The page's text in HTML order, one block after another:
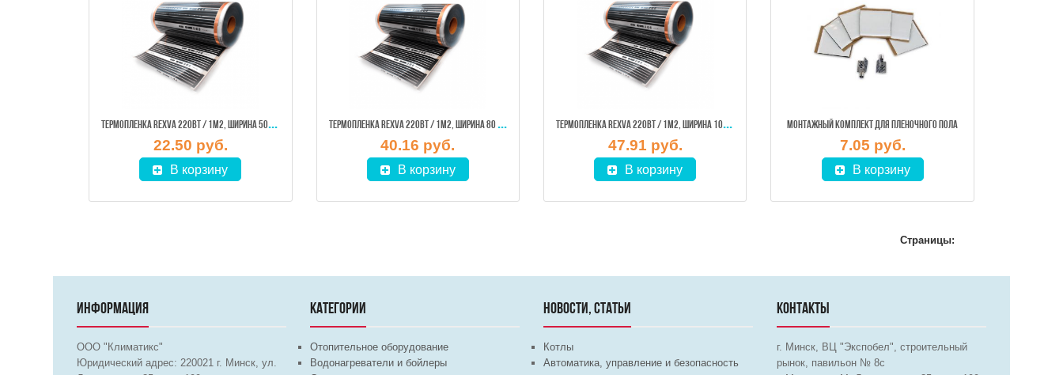
ТЕР
МОПЛЕНКА REXVA 220ВТ / 1М2, ШИРИНА 50СМ (ЦЕНА ЗА 1 М. ПОГОННЫЙ)
22.50 руб.
В корзину
ТЕР
МОПЛЕНКА REXVA 220ВТ / 1М2, ШИРИНА 80 СМ (ЦЕНА ЗА 1 М. ПОГОННЫЙ)
40.16 руб.
В корзину
ТЕР
МОПЛЕНКА REXVA 220ВТ / 1М2, ШИРИНА 100 СМ (ЦЕНА ЗА 1 М. ПОГОННЫЙ)
47.91 руб.
В корзину
МОНТАЖНЫЙ КОМПЛЕКТ ДЛЯ ПЛЕНОЧНОГО ПОЛА
7.05 руб.
В корзину
Страницы:
ИНФОРМАЦИЯ
ООО "Климатикс"
Юридический адрес:220021 г. Минск, ул.
КАТЕГОРИИ
Отопительное оборудование
Водонагреватели и бойлеры
НОВОСТИ, СТАТЬИ
Котлы
Автоматика, управление и безопасность
КОНТАКТЫ
г. Минск, ВЦ "Экспобел", строительный
рынок, павильон № 8c